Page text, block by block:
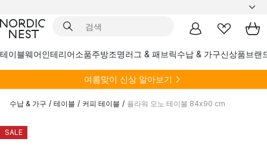
테이블웨어인테리어소품주방조명러그 & 패브릭수납 & 가구신상품브랜
여름맞이 신상 알아보기
수납 & 가구 / 테이블 / 커피 테이블 / 플라워 모노 테이블 84x90 cm
SALE